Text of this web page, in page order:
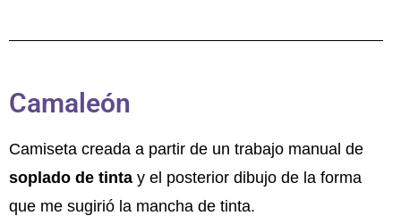
Camaleón
Camiseta creada a partir de un trabajo manual de
soplado de tinta y el posterior dibujo de la forma
que me sugirió la mancha de tinta.